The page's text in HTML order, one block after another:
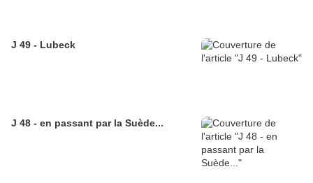
J 49 - Lubeck
J 48 - en passant par la Suède...